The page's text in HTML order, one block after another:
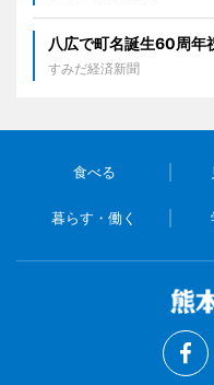
八広で町名誕生60周
すみだ経済新聞
食べる
暮らす・働く